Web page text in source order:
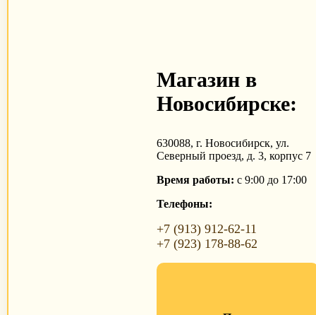
Магазин в
Новосибирске:
630088, г. Новосибирск, ул.
Северный проезд, д. 3, корпус 7
Время работы: с 9:00 до 17:00
Телефоны:
+7 (913) 912-62-11
+7 (923) 178-88-62